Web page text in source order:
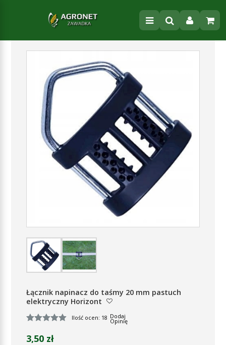
Łącznik napinacz do taśmy 20 mm pastuch
elektryczny Horizont
Ilość ocen: 18 Dodaj
Opinię
3,50 zł